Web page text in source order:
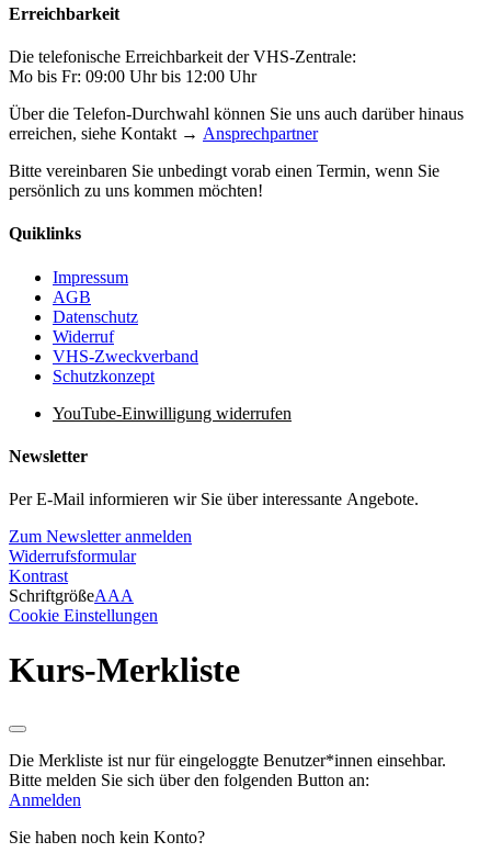
Erreichbarkeit
Die telefonische Erreichbarkeit der VHS-Zentrale:
Mo bis Fr: 09:00 Uhr bis 12:00 Uhr
Über die Telefon-Durchwahl können Sie uns auch darüber hinaus
erreichen, siehe Kontakt → Ansprechpartner
Bitte vereinbaren Sie unbedingt vorab einen Termin, wenn Sie
persönlich zu uns kommen möchten!
Quiklinks
Impressum
AGB
Datenschutz
Widerruf
VHS-Zweckverband
Schutzkonzept
YouTube-Einwilligung widerrufen
Newsletter
Per E-Mail informieren wir Sie über interessante Angebote.
Zum Newsletter anmelden
Widerrufsformular
Kontrast
SchriftgrößeAAA
Cookie Einstellungen
Kurs-Merkliste
Die Merkliste ist nur für eingeloggte Benutzer*innen einsehbar.
Bitte melden Sie sich über den folgenden Button an:
Anmelden
Sie haben noch kein Konto?